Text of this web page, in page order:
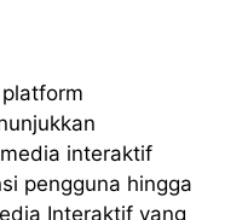
interaktif
pengguna hingga
Interaktif yang